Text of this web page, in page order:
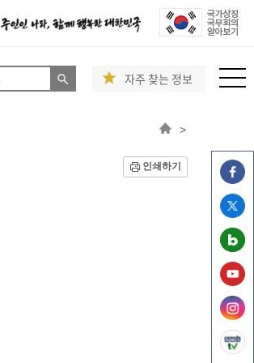
자주 찾는 정보
>
인쇄하기